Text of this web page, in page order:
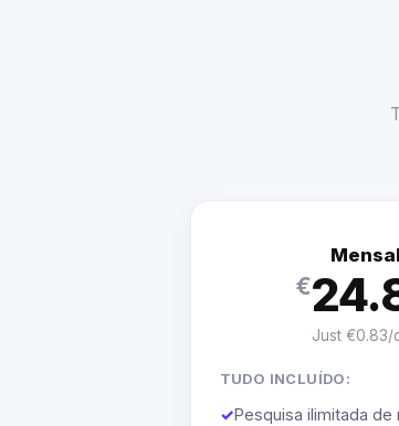
Mensal
€
Just €0.83/
TUDO INCLUÍDO:
✓Pesquisa ilimitada de